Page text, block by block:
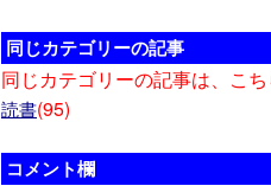
同じカテゴリーの記事
同じカテゴリーの記事は、こち
読書(95)
コメント欄